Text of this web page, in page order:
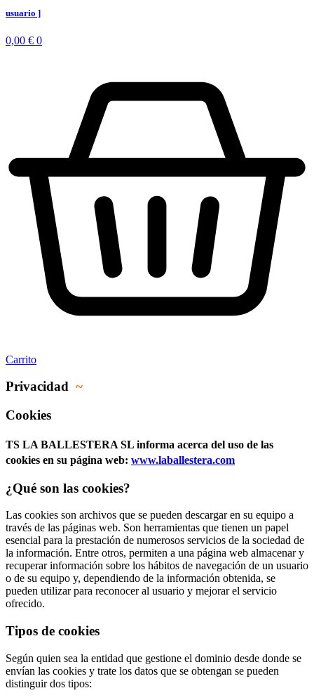
usuario ]
0,00 € 0
Carrito
Privacidad ~
Cookies
TS LA BALLESTERA SL informa acerca del uso de las
cookies en su página web: www.laballestera.com
¿Qué son las cookies?
Las cookies son archivos que se pueden descargar en su equipo a
través de las páginas web. Son herramientas que tienen un papel
esencial para la prestación de numerosos servicios de la sociedad de
la información. Entre otros, permiten a una página web almacenar y
recuperar información sobre los hábitos de navegación de un usuario
o de su equipo y, dependiendo de la información obtenida, se
pueden utilizar para reconocer al usuario y mejorar el servicio
ofrecido.
Tipos de cookies
Según quien sea la entidad que gestione el dominio desde donde se
envían las cookies y trate los datos que se obtengan se pueden
distinguir dos tipos: